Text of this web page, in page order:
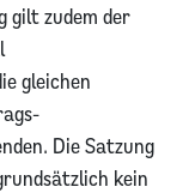
gilt zudem der
gleichen
Die Satzung
kein